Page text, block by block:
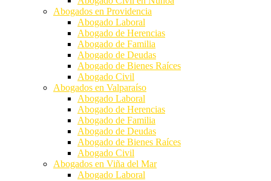
Abogados en Providencia
Abogado Laboral
Abogado de Herencias
Abogado de Familia
Abogado de Deudas
Abogado de Bienes Raíces
Abogado Civil
Abogados en Valparaíso
Abogado Laboral
Abogado de Herencias
Abogado de Familia
Abogado de Deudas
Abogado de Bienes Raíces
Abogado Civil
Abogados en Viña del Mar
Abogado Laboral